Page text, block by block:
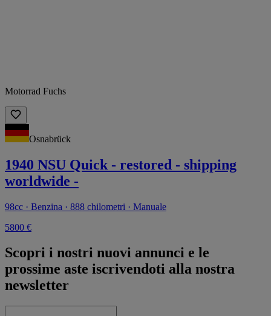
Motorrad Fuchs
Osnabrück
1940 NSU Quick - restored - shipping
worldwide -
98cc · Benzina · 888 chilometri · Manuale
5800 €
Scopri i nostri nuovi annunci e le
prossime aste iscrivendoti alla nostra
newsletter